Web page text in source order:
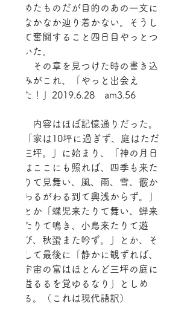
めたものだが目的のあの一文に
なかなか辿り着かない。そうし
て奮闘すること四日目やっとつ
いた。
その章を見つけた時の書き込
みがこれ、「やっと出会え
た！」2019.6.28　am3.56
内容はほぼ記憶通りだった。
「家は10坪に過ぎず、庭はただ
三坪。」に始まり、「神の月日
はここにも照れば、四季も来た
りて見舞い、風、雨、雪、霰か
わるがわる到て興浅からず。」
とか「蝶児来たりて舞い、蝉来
たりて鳴き、小鳥来たりて遊
び、秋蛩また吟ず。」とか、そ
して最後に「静かに観ずれば、
宇宙の富はほとんど三坪の庭に
溢るるを覚ゆるなり」としめ
る。（これは現代語訳）